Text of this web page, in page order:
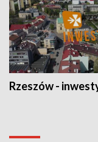
Rzeszów -